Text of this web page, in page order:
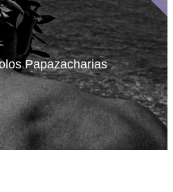
Papazacharias